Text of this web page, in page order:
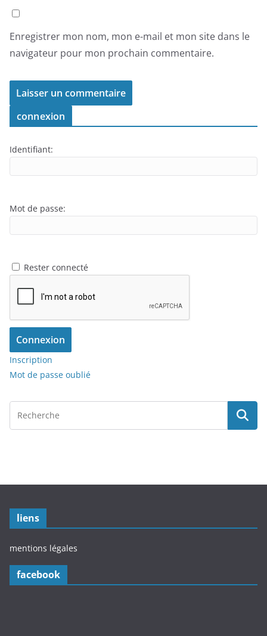
Enregistrer mon nom, mon e-mail et mon site dans le
navigateur pour mon prochain commentaire.
connexion
Identifiant:
Mot de passe:
Rester connecté
Connexion
Inscription
Mot de passe oublié
liens
mentions légales
facebook